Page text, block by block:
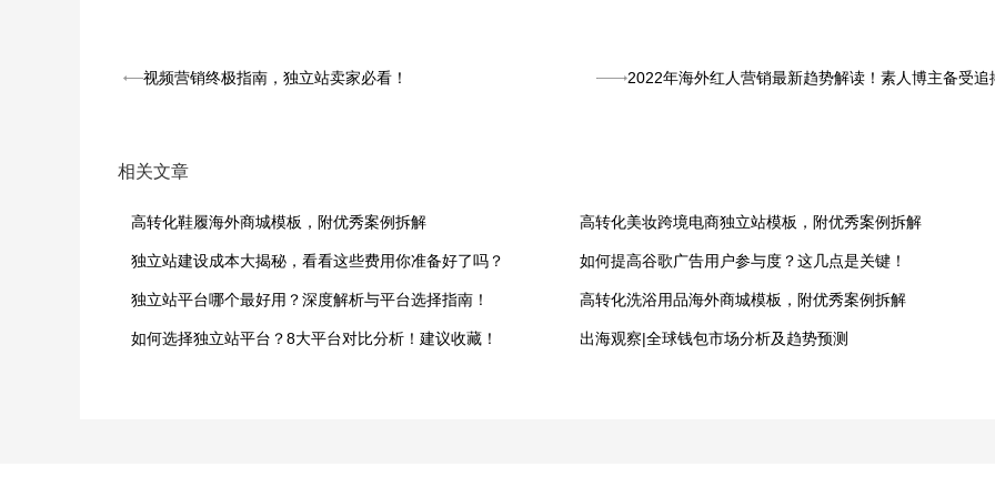
视频营销终极指南，独立站卖家必看！ 2022年海外红人营销最新趋势解读！素人博主备受追
相关文章
高转化鞋履海外商城模板，附优秀案例拆解 高转化美妆跨境电商独立站模板，附优秀案例拆解
独立站建设成本大揭秘，看看这些费用你准备好了吗？ 如何提高谷歌广告用户参与度？这几点是关键！
独立站平台哪个最好用？深度解析与平台选择指南！ 高转化洗浴用品海外商城模板，附优秀案例拆解
如何选择独立站平台？8大平台对比分析！建议收藏！ 出海观察|全球钱包市场分析及趋势预测